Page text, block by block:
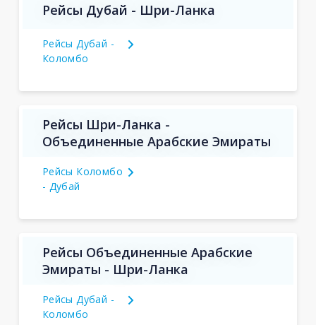
Рейсы Дубай - Шри-Ланка
Рейсы Дубай -
Коломбо
Рейсы Шри-Ланка -
Объединенные Арабские Эмираты
Рейсы Коломбо
- Дубай
Рейсы Объединенные Арабские
Эмираты - Шри-Ланка
Рейсы Дубай -
Коломбо